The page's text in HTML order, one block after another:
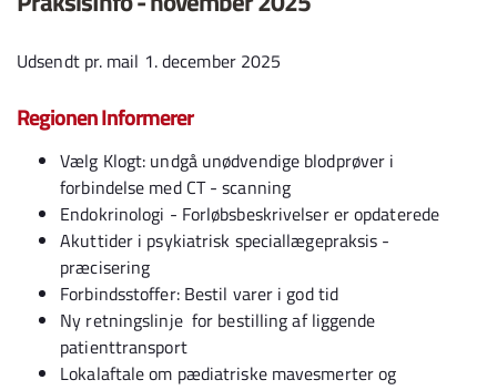
Udsendt pr. mail 1. december 2025
Regionen Informerer
Vælg Klogt: undgå unødvendige blodprøver i
forbindelse med CT - scanning
Endokrinologi - Forløbsbeskrivelser er opdaterede
Akuttider i psykiatrisk speciallægepraksis -
præcisering
Forbindsstoffer: Bestil varer i god tid
Ny retningslinje for bestilling af liggende
patienttransport
Lokalaftale om pædiatriske mavesmerter og